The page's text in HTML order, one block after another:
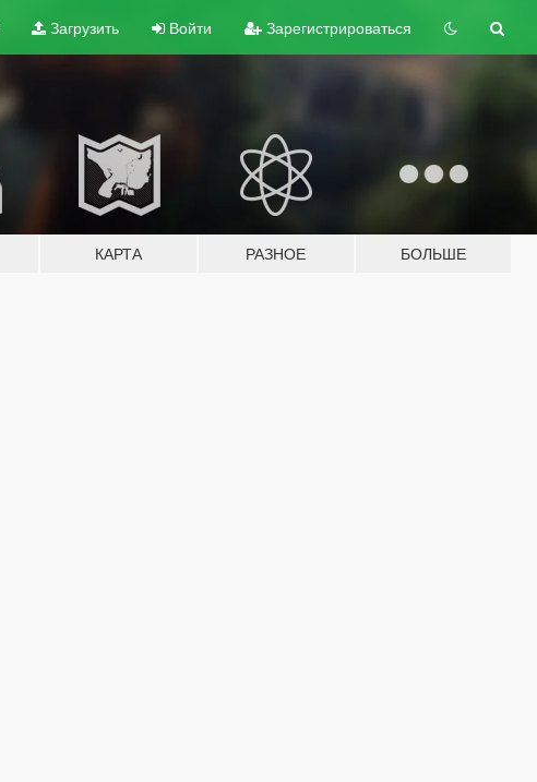
Загрузить Войти Зарегистрироваться
КАРТА РАЗНОЕ БОЛЬШЕ